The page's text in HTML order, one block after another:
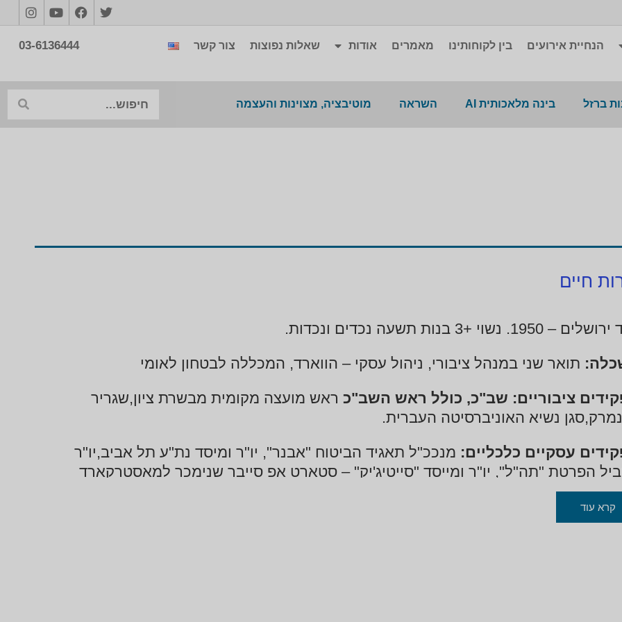
הנחיית אירועים בין לקוחותינו מאמרים אודות שאלות נפוצות צור קשר 03-6136444
ברזל בינה מלאכותית AI השראה מוטיבציה, מצוינות והעצמה
חיים
– 1950. נשוי +3 בנות תשעה נכדים ונכדות.
תואר שני במנהל ציבורי, ניהול עסקי – הווארד, המכללה לבטחון לאומי
ציבוריים: שב"כ, כולל ראש השב"כ ראש מועצה מקומית מבשרת ציון,שגריר
נשיא האוניברסיטה העברית.
עסקיים כלכליים: מנככ"ל תאגיד הביטוח "אבנר", יו"ר ומיסד נת"ע תל אביב,יו"ר
הפרטת "תה"ל", יו"ר ומייסד "סייטיג'יק" – סטארט אפ סייבר שנימכר למאסטרקארד
דירקטור ויו"ר זמני של "מגדל ביטוח" דרקטוריונים: כללתעשיות, בנק ערבי ישראלי,דנקר
לפידות פארמסוטיקל מגדל אחזקות, מגדל קרא עוד